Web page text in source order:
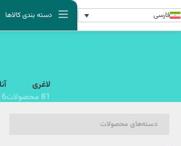
فارسی دسته بندی کالاها
لاغری
81 محصولات
16
دسته‌های محصولات